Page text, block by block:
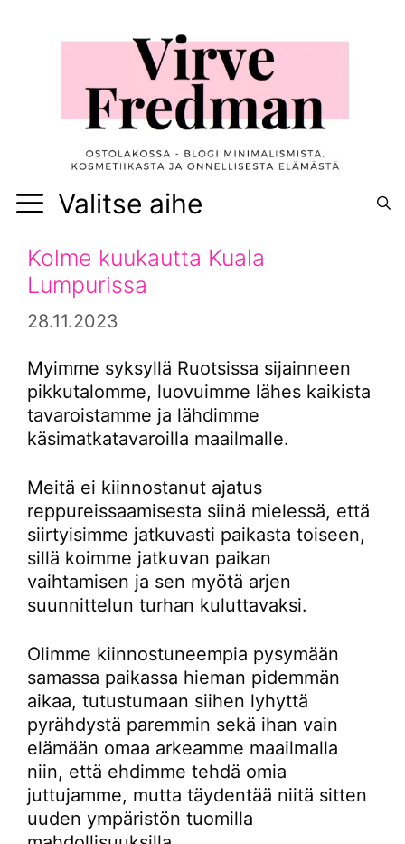
Valitse aihe
Kolme kuukautta Kuala
Lumpurissa
28.11.2023
Myimme syksyllä Ruotsissa sijainneen
pikkutalomme, luovuimme lähes kaikista
tavaroistamme ja lähdimme
käsimatkatavaroilla maailmalle.
Meitä ei kiinnostanut ajatus
reppureissaamisesta siinä mielessä, että
siirtyisimme jatkuvasti paikasta toiseen,
sillä koimme jatkuvan paikan
vaihtamisen ja sen myötä arjen
suunnittelun turhan kuluttavaksi.
Olimme kiinnostuneempia pysymään
samassa paikassa hieman pidemmän
aikaa, tutustumaan siihen lyhyttä
pyrähdystä paremmin sekä ihan vain
elämään omaa arkeamme maailmalla
niin, että ehdimme tehdä omia
juttujamme, mutta täydentää niitä sitten
uuden ympäristön tuomilla